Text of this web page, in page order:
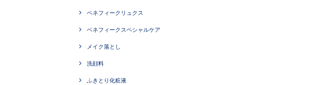
ベネフィークリュクス
ベネフィークスペシャルケア
メイク落とし
洗顔料
ふきとり化粧液